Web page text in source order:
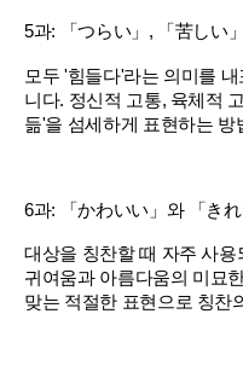
5과: 「つらい」, 「苦しい
모두 '힘들다'라는 의미를
니다. 정신적 고통, 육체적
듦'을 섬세하게 표현하는 방
6과: 「かわいい」와 「きれ
대상을 칭찬할 때 자주 사
귀여움과 아름다움의 미묘
맞는 적절한 표현으로 칭찬